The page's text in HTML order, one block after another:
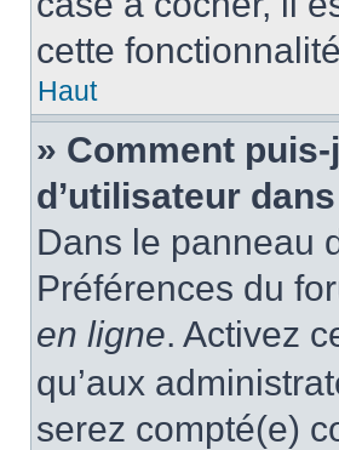
cette
Haut
» Comment
d’utilisateur
Dans le panneau
Préférences du
en ligne. Activez
qu’aux
serez compté(e)